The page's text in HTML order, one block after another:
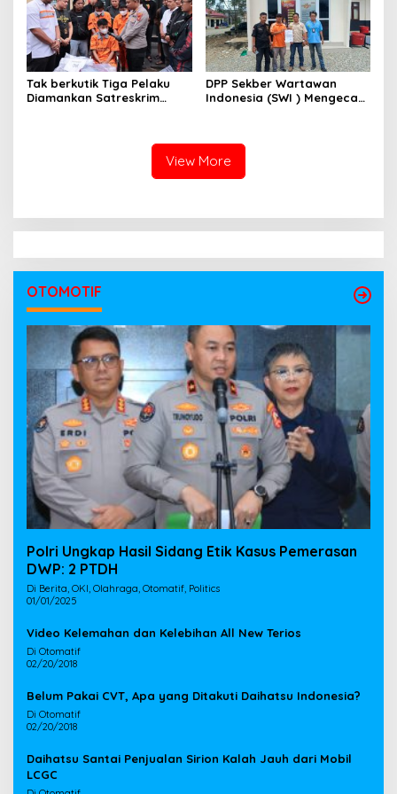
Kayuagung ( LP )
Tak berkutik Tiga Pelaku
Diamankan Satreskrim
DPP Sekber Wartawan
Indonesia (SWI ) Mengecam
View More
OTOMOTIF
Polri Ungkap Hasil Sidang Etik Kasus Pemerasan
DWP: 2 PTDH
Di Berita, OKI, Olahraga, Otomatif, Politics
01/01/2025
Video Kelemahan dan Kelebihan All New Terios
Di Otomatif
02/20/2018
Belum Pakai CVT, Apa yang Ditakuti Daihatsu Indonesia?
Di Otomatif
02/20/2018
Daihatsu Santai Penjualan Sirion Kalah Jauh dari Mobil
LCGC